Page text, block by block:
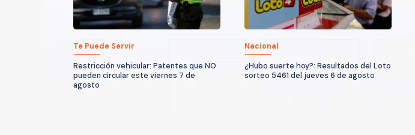
Te Puede Servir
Restricción vehicular: Patentes que NO
pueden circular este viernes 7 de
agosto
Nacional
¿Hubo suerte hoy?: Resultados del Loto
sorteo 5461 del jueves 6 de agosto